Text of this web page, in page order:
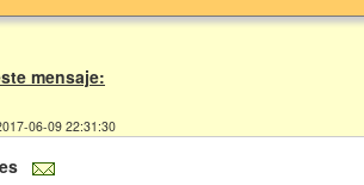
mensaje:
06-09 22:31:30